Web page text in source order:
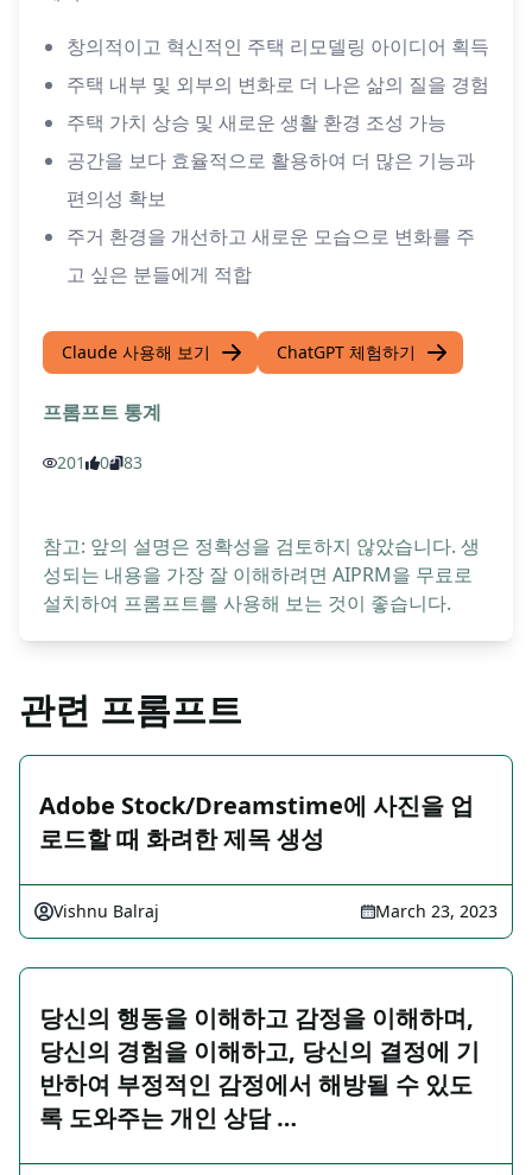
창의적이고 혁신적인 주택 리모델링 아이디어 획득
주택 내부 및 외부의 변화로 더 나은 삶의 질을 경험
주택 가치 상승 및 새로운 생활 환경 조성 가능
공간을 보다 효율적으로 활용하여 더 많은 기능과
편의성 확보
주거 환경을 개선하고 새로운 모습으로 변화를 주
고 싶은 분들에게 적합
Claude 사용해 보기 ChatGPT 체험하기
프롬프트 통계
201 0 83
참고: 앞의 설명은 정확성을 검토하지 않았습니다. 생
성되는 내용을 가장 잘 이해하려면 AIPRM을 무료로
설치하여 프롬프트를 사용해 보는 것이 좋습니다.
관련 프롬프트
Adobe Stock/Dreamstime에 사진을 업
로드할 때 화려한 제목 생성
Vishnu Balraj March 23, 2023
당신의 행동을 이해하고 감정을 이해하며,
당신의 경험을 이해하고, 당신의 결정에 기
반하여 부정적인 감정에서 해방될 수 있도
록 도와주는 개인 상담 …